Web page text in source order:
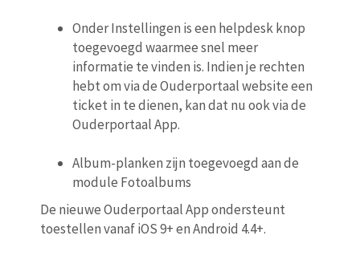
Onder Instellingen is een helpdesk knop
toegevoegd waarmee snel meer
informatie te vinden is. Indien je rechten
hebt om via de Ouderportaal website een
ticket in te dienen, kan dat nu ook via de
Ouderportaal App.
Album-planken zijn toegevoegd aan de
module Fotoalbums
De nieuwe Ouderportaal App ondersteunt
toestellen vanaf iOS 9+ en Android 4.4+.